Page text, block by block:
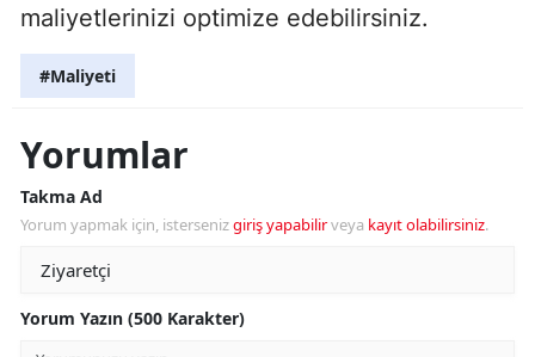
maliyetlerinizi optimize edebilirsiniz.
#Maliyeti
Yorumlar
Takma Ad
Yorum yapmak için, istersenizgiriş yapabilirveya kayıt olabilirsiniz.
Yorum Yazın (500 Karakter)